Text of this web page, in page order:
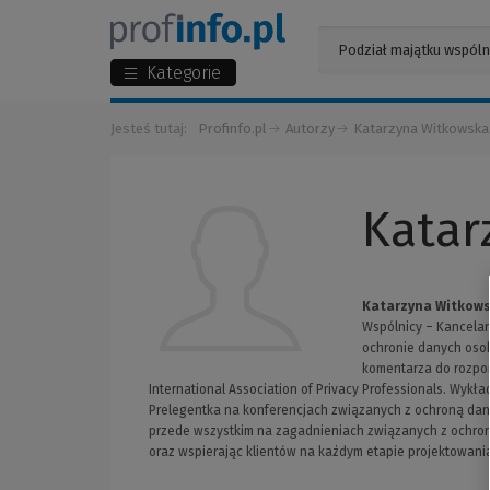
Kategorie
Jesteś tutaj: Profinfo.pl Autorzy Katarzyna
Katarzyna
Wspólnicy –
ochronie danych
komentarza do
International Association of Privacy Professionals.
Prelegentka na konferencjach związanych z ochroną
przede wszystkim na zagadnieniach związanych z
oraz wspierając klientów na każdym etapie